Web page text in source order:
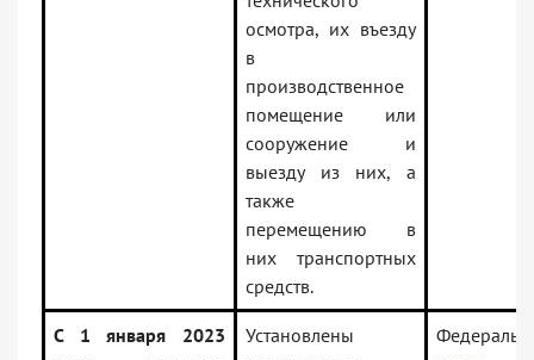
осмотра, их въезду
в
производственное
помещение или
сооружение и
выезду из них, а
также
перемещению в
них транспортных
средств.
С 1 января 2023
Установлены